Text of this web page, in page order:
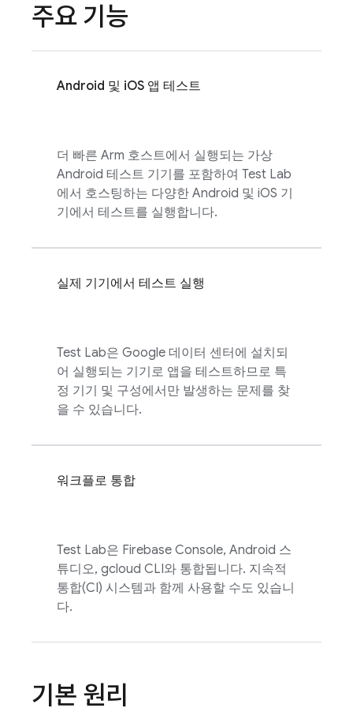
주요 기능
Android 및 iOS 앱 테스트
더 빠른 Arm 호스트에서 실행되는 가상
Android 테스트 기기를 포함하여 Test Lab
에서 호스팅하는 다양한 Android 및 iOS 기
기에서 테스트를 실행합니다.
실제 기기에서 테스트 실행
Test Lab은 Google 데이터 센터에 설치되
어 실행되는 기기로 앱을 테스트하므로 특
정 기기 및 구성에서만 발생하는 문제를 찾
을 수 있습니다.
워크플로 통합
Test Lab은 Firebase Console, Android 스
튜디오, gcloud CLI와 통합됩니다. 지속적
통합(CI) 시스템과 함께 사용할 수도 있습니
다.
기본 원리